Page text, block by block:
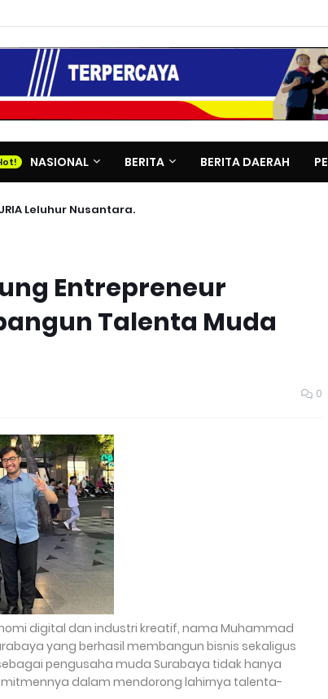
NASIONAL BERITA BERITA DAERAH
Leluhur Nusantara.
Entrepreneur
Talenta Muda
0
digital dan industri kreatif, nama Muhammad
yang berhasil membangun bisnis sekaligus
pengusaha muda Surabaya tidak hanya
dalam mendorong lahirnya talenta-